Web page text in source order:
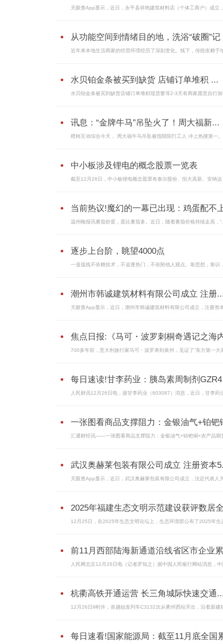
天眼查App显示，近日，永平县祥艳建筑材料店（个体工商户）成立
从功能空间到情绪目的地，洗浴“破圈”记
近年来本地生活商家的经营环境经历了深刻变化。线下，传统依赖于
水贝铂金条被买到缺货 店铺订单堆积 ...
水贝铂金条被买到缺货店铺订单堆积现货要等2-3天有商家愿意自行加
讯息：“金牌牛马”吊坠火了！周大福新...
橙柿互动综合今天， 周大福牛马吊坠被指阴阳打工人 冲上热搜第一。
中小板涉及锂电的概念股票一览表
截至12月26日，中小板锂电概念股票有泰尔股份、恒大高新、安纳达
当前热议!魔幻的一幕已出现：鸡蛋配不
温州晚报讯番茄炒蛋，蛋比番茄多。近日，随着番茄价格持续走高，“...
逐步上台阶，眺望4000点
一道弧线不依赖技术，不追逐热门，不依附他人观点。靠思想，靠识
潮州市韩诚建筑材料有限公司成立 注册
天眼查App显示，近日，潮州市韩诚建筑材料有限公司成立，注册资
焦点日报:《马可・波罗刺桐奇遇记之海
700多年前，意大利旅行家马可・波罗来到泉州，见证了“东方第一大
每日速读!甘李药业：胰岛素周制剂
人民财讯12月26日电，据甘李药业（603087）消息，近日，甘李药
一张图看商品支撑阻力：金银油气+铂钯
汇通财经讯——一张图看商品支撑阻力：金银油气+铂钯铜+农产品期
武汉奥赫莱包装有限公司成立 注册资本
天眼查App显示，近日，武汉奥赫莱包装有限公司成立，法定代表人
2025年福建生态文明示范建设获评数居
12月25日，在2025年生态文明论坛上，生态环境部公布了2025年生
前11月西部陆海新通道沿线省区市企业
人民网北京12月26日电（记者罗知之）据中国人民银行网站消息，中
杭衢高铁开通运营 长三角城际快速交通
12月26日9时许，首趟始发列车C3132次从衢州西站开出，沿着新建
每日速看!国家能源局：截至11月底全国